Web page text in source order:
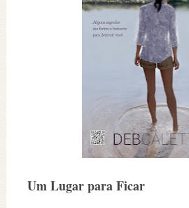
Um Lugar para Ficar